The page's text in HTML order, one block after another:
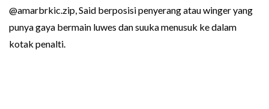
@amarbrkic.zip, Said berposisi penyerang atau winger yang
punya gaya bermain luwes dan suuka menusuk ke dalam
kotak penalti.